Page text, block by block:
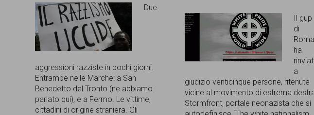
Due
aggressioni razziste in pochi giorni.
Entrambe nelle Marche: a San
Benedetto del Tronto (ne abbiamo
parlato qui), e a Fermo. Le vittime,
cittadini di origine straniera. Gli
Il gup
di
Roma
ha
a
giudizio venticinque persone, ritenute
vicine al movimento di estrema
Stormfront, portale neonazista che si